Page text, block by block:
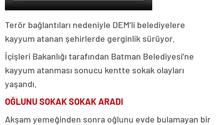
Terör bağlantıları nedeniyle DEM’li belediyelere
kayyum atanan şehirlerde gerginlik sürüyor.
İçişleri Bakanlığı tarafından Batman Belediyesi’ne
kayyum atanması sonucu kentte sokak olayları
yaşandı.
OĞLUNU SOKAK SOKAK ARADI
Akşam yemeğinden sonra oğlunu evde bulamayan bir